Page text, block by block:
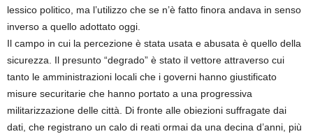
lessico politico, ma l’utilizzo che se n’è fatto finora andava in senso
inverso a quello adottato oggi.
Il campo in cui la percezione è stata usata e abusata è quello della
sicurezza. Il presunto “degrado” è stato il vettore attraverso cui
tanto le amministrazioni locali che i governi hanno giustificato
misure securitarie che hanno portato a una progressiva
militarizzazione delle città. Di fronte alle obiezioni suffragate dai
dati, che registrano un calo di reati ormai da una decina d’anni, più